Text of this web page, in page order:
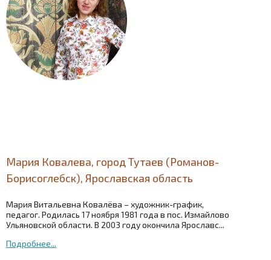
Мария Ковалева, город Тутаев (Романов-
Борисоглебск), Ярославская область
Мария Витальевна Ковалёва – художник-график,
педагог. Родилась 17 ноября 1981 года в пос. Измайлово
Ульяновской области. В 2003 году окончила Ярославс...
Подробнее...